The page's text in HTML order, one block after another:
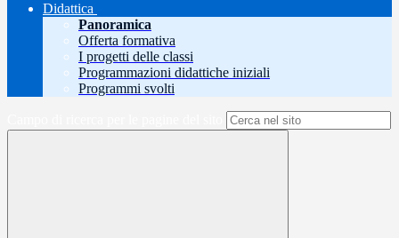
Didattica
Panoramica
Offerta formativa
I progetti delle classi
Programmazioni didattiche iniziali
Programmi svolti